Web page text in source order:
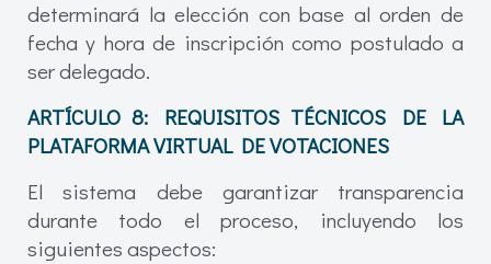
determinará la elección con base al orden de
fecha y hora de inscripción como postulado a
ser delegado.
ARTÍCULO 8: REQUISITOS TÉCNICOS DE LA
PLATAFORMA VIRTUAL DE VOTACIONES
El sistema debe garantizar transparencia
durante todo el proceso, incluyendo los
siguientes aspectos: